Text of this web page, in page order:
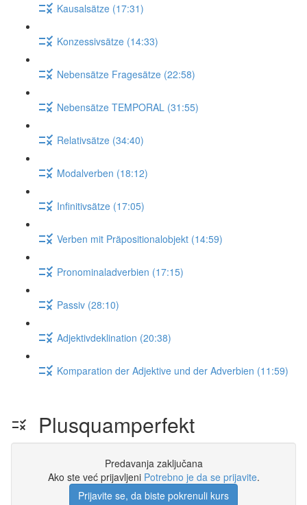
Kausalsätze (17:31)
Konzessivsätze (14:33)
Nebensätze Fragesätze (22:58)
Nebensätze TEMPORAL (31:55)
Relativsätze (34:40)
Modalverben (18:12)
Infinitivsätze (17:05)
Verben mit Präpositionalobjekt (14:59)
Pronominaladverbien (17:15)
Passiv (28:10)
Adjektivdeklination (20:38)
Komparation der Adjektive und der Adverbien (11:59)
Plusquamperfekt
Predavanja zaključana
Ako ste već prijavljeni Potrebno je da se prijavite.
Prijavite se, da biste pokrenuli kurs